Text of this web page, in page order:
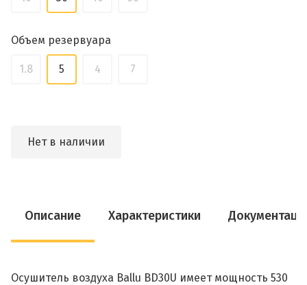
Объем резервуара
1.8 5 4 7
Нет в наличии
Описание Характеристики
Осушитель воздуха Ballu BD30U имеет мощность 530